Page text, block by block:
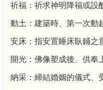
祈福：祈求神明降福或設
動土：建築時、第一次動
安床：指安置睡床臥鋪之
開光：佛像塑成後、供奉
納采：締結婚姻的儀式、